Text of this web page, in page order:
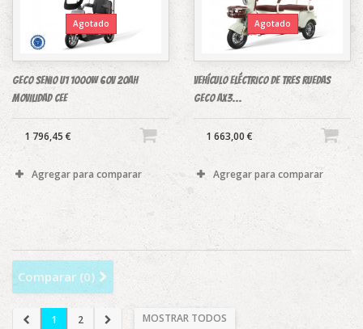
Agotado
Geco Senio U1 1000W 60V 20Ah
MOVILIDAD CEE
1 796,45 €
Agregar para comparar
Agotado
Vehículo eléctrico de tres ruedas
Geco AX3...
1 663,00 €
Agregar para comparar
Comparar (0)
MOSTRAR TODOS
1 2